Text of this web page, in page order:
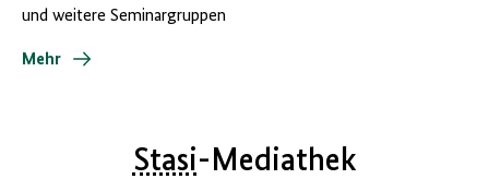
und weitere Seminargruppen
Mehr
Stasi-Mediathek